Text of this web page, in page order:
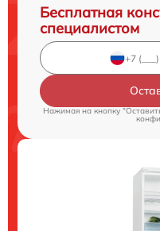
Бесплатная
специалистом
Нажимая на кнопку